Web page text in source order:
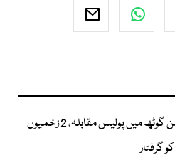
کراچی، میمن گوٹھ میں پولیس مقابلہ، 2 زخمیوں